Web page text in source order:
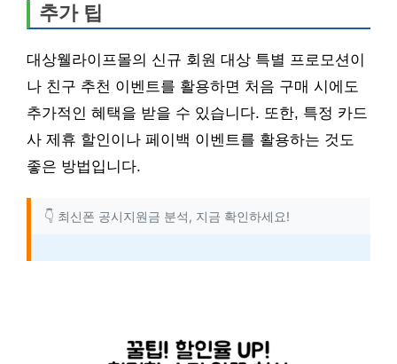
추가 팁
대상웰라이프몰의 신규 회원 대상 특별 프로모션이
나 친구 추천 이벤트를 활용하면 처음 구매 시에도
추가적인 혜택을 받을 수 있습니다. 또한, 특정 카드
사 제휴 할인이나 페이백 이벤트를 활용하는 것도
좋은 방법입니다.
👇 최신폰 공시지원금 분석, 지금 확인하세요!